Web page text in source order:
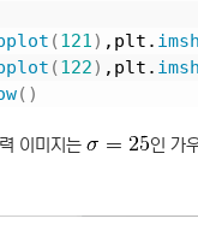
(121) ,plt.
(122) ,plt.
()
이미지는
인 가